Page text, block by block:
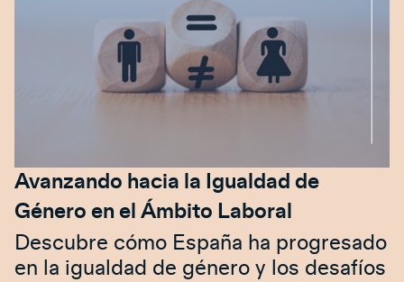
Avanzando hacia la Igualdad de
Género en el Ámbito Laboral
Descubre cómo España ha progresado
en la igualdad de género y los desafíos